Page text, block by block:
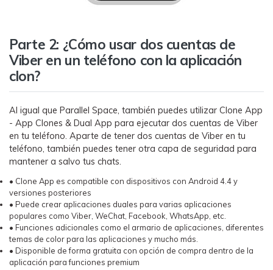
󠀰Parte 2: ¿Cómo usar dos cuentas de
Viber en un teléfono con la aplicación
clon?
Al igual que Parallel Space, también puedes utilizar Clone App
- App Clones & Dual App para ejecutar dos cuentas de Viber
en tu teléfono.󠀲󠀩󠀠󠀩󠀩󠀨󠀦󠀨󠀳󠀰 Aparte de tener dos cuentas de Viber en tu
teléfono, también puedes tener otra capa de seguridad para
mantener a salvo tus chats.󠀲󠀩󠀠󠀩󠀩󠀨󠀦󠀩󠀳
• Clone App es compatible con dispositivos con Android 4.4 y
versiones posteriores󠀲󠀩󠀠󠀩󠀩󠀨󠀧󠀠󠀳
• Puede crear aplicaciones duales para varias aplicaciones
populares como Viber, WeChat, Facebook, WhatsApp, etc.󠀲󠀩󠀠󠀩󠀩󠀨󠀧󠀡󠀳
• Funciones adicionales como el armario de aplicaciones, diferentes
temas de color para las aplicaciones y mucho más.󠀲󠀩󠀠󠀩󠀩󠀨󠀧󠀢󠀳
• Disponible de forma gratuita con opción de compra dentro de la
aplicación para funciones premium󠀲󠀩󠀠󠀩󠀩󠀨󠀧󠀣󠀳